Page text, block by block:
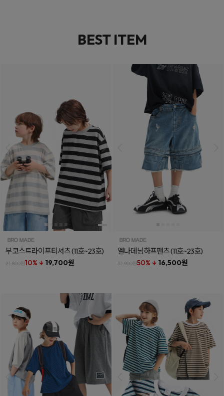
BEST ITEM
부코스트라이프티셔츠(11호~23호)
21,800원10% ↓ 19,700원
엘나데님하프팬츠(11호~23호)
32,900원50% ↓ 16,500원